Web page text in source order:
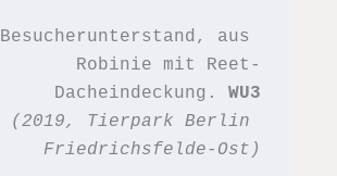
Besucherunterstand, aus
Robinie mit Reet-
Dacheindeckung. WU3
(2019, Tierpark Berlin
Friedrichsfelde-Ost)